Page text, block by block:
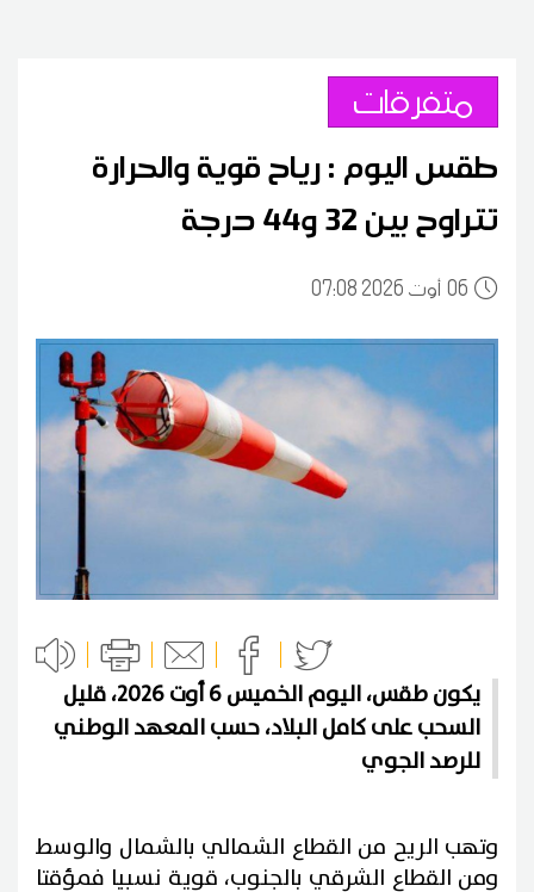
متفرقات
طقس اليوم : رياح قوية والحرارة
تتراوح بين 32 و44 درجة
0607:08 2026 أوت
يكون طقس، اليوم الخميس 6 أوت 2026، قليل
السحب على كامل البلاد، حسب المعهد الوطني
للرصد الجوي
وتهب الريح من القطاع الشمالي بالشمال والوسط
ومن القطاع الشرقي بالجنوب، قوية نسبيا فمؤقتا